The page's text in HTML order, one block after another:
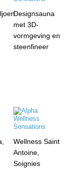
Designsauna
met 3D-
vormgeving en
steenfineer
Wellness Saint
Antoine,
Soignies